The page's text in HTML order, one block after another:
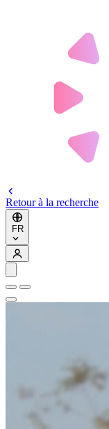
Retour à la recherche
FR